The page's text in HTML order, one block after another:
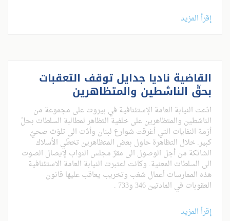
إقرأ المزيد
القاضية ناديا جدايل توقف التعقبات
بحقّ الناشطين والمتظاهرين
ادّعت النيابة العامة الإستئنافية في بيروت على مجموعة من
الناشطين والمتظاهرين على خلفية التظاهر لمطالبة السلطات بحلّ
أزمة النفايات التي أغرقت شوارع لبنان وأدّت الى تلوّث صحيّ
كبير. خلال التظاهرة حاول بعض المتظاهرين تخطّي الأسلاك
الشائكة من أجل الوصول الى مقرّ مجلس النواب لإيصال الصوت
الى السلطات المعنية. وكانت اعتبرت النيابة العامة الاستئنافية
هذه الممارسات أعمال شغب وتخريب يعاقب عليها قانون
العقوبات في المادتين 346 و733 .
إقرأ المزيد